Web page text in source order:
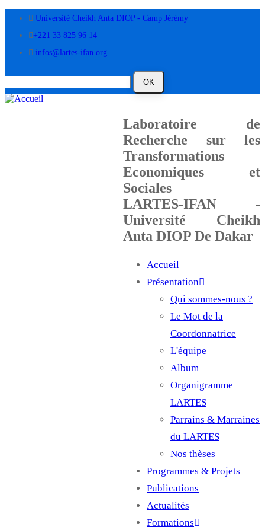
contenu
Université Cheikh Anta DIOP - Camp Jérémy
+221 33 825 96 14
infos@lartes-ifan.org
Laboratoire de
Recherche sur les
Transformations
Economiques et
Sociales
LARTES-IFAN -
Université Cheikh
Anta DIOP De Dakar
Main
navigation
Accueil
Présentation
Qui sommes-nous ?
Le Mot de la
Coordonnatrice
L'équipe
Album
Organigramme
LARTES
Parrains & Marraines
du LARTES
Nos thèses
Programmes & Projets
Publications
Actualités
Formations